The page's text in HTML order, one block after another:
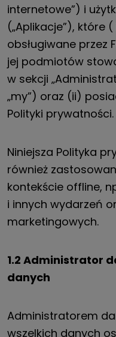
internetowe”) i
(„Aplikacje”), które
obsługiwane przez
jej podmiotów
w sekcji
„my”) oraz (ii)
Polityki prywatności.
Niniejsza Polityka
również
kontekście offline,
i innych wydarzeń
marketingowych.
1.2 Administrator
danych
Administratorem
wszelkich danych